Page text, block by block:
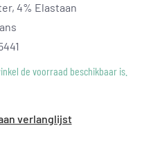
4% Elastaan
de voorraad beschikbaar is.
verlanglijst